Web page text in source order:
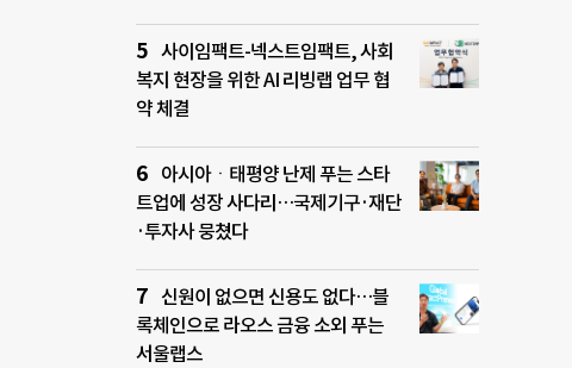
사이임팩트-넥스트임팩트, 사회
복지 현장을 위한 AI 리빙랩 업무 협
약 체결
아시아ㆍ태평양 난제 푸는 스타
트업에 성장 사다리…국제기구·재단
·투자사 뭉쳤다
신원이 없으면 신용도 없다…블
록체인으로 라오스 금융 소외 푸는
서울랩스